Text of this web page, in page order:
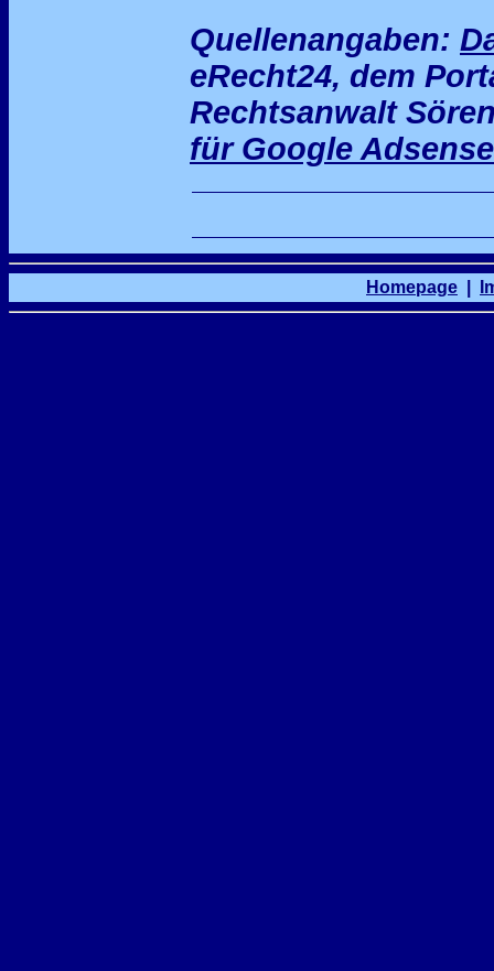
Quellenangaben:
eRecht24, dem
Rechtsanwalt
für Google Adsense
Homepage